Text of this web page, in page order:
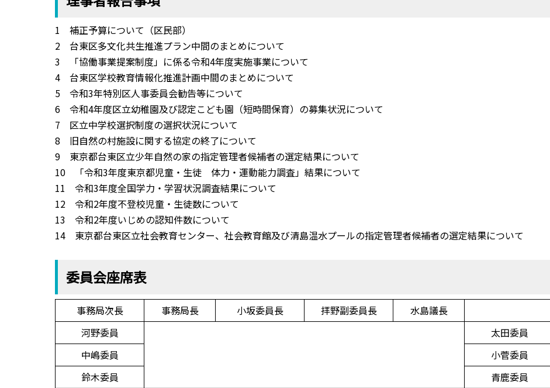
1 補正予算について（区民部）
2 台東区多文化共生推進プラン中間のまとめについて
3 「協働事業提案制度」に係る令和4年度実施事業について
4 台東区学校教育情報化推進計画中間のまとめについて
5 令和3年特別区人事委員会勧告等について
6 令和4年度区立幼稚園及び認定こども園（短時間保育）の募集状況について
7 区立中学校選択制度の選択状況について
8 旧自然の村施設に関する協定の終了について
9 東京都台東区立少年自然の家の指定管理者候補者の選定結果について
10 「令和3年度東京都児童・生徒 体力・運動能力調査」結果について
11 令和3年度全国学力・学習状況調査結果について
12 令和2年度不登校児童・生徒数について
13 令和2年度いじめの認知件数について
14 東京都台東区立社会教育センター、社会教育館及び清島温水プールの指定管理者候補者の選定結果について
委員会座席表
事務局次長 事務局長 小坂委員長 拝野副委員長
水島議長
河野委員
太田委員
中嶋委員
小菅委員
鈴木委員
青鹿委員